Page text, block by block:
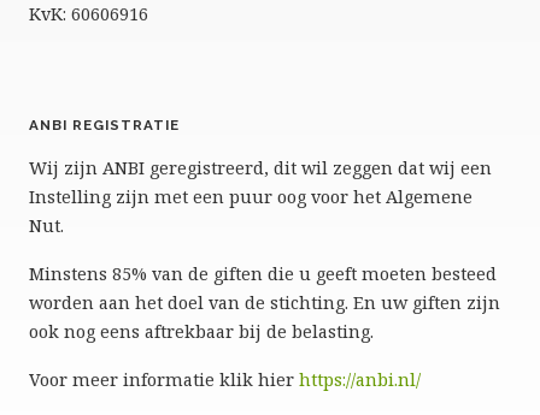
KvK: 60606916
ANBI REGISTRATIE
Wij zijn ANBI geregistreerd, dit wil zeggen dat wij een
Instelling zijn met een puur oog voor het Algemene
Nut.
Minstens 85% van de giften die u geeft moeten besteed
worden aan het doel van de stichting. En uw giften zijn
ook nog eens aftrekbaar bij de belasting.
Voor meer informatie klik hier https://anbi.nl/